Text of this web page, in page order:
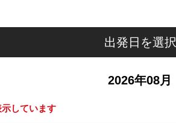
出発日を選択
2026年08月
示しています